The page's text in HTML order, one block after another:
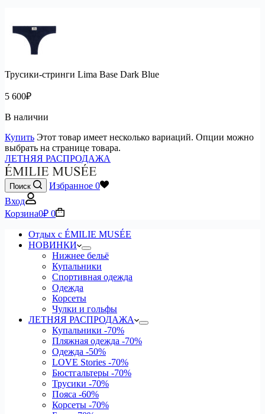
Трусики-стринги Lima Base Dark Blue
5 600₽
В наличии
Купить Этот товар имеет несколько вариаций. Опции можно
выбрать на странице товара.
ЛЕТНЯЯ РАСПРОДАЖА
Поиск Избранное 0
Вход
Корзина0₽ 0
Отдых с ÉMILIE MUSÉE
НОВИНКИ
Нижнее бельё
Купальники
Спортивная одежда
Одежда
Корсеты
Чулки и гольфы
ЛЕТНЯЯ РАСПРОДАЖА
Купальники -70%
Пляжная одежда -70%
Одежда -50%
LOVE Stories -70%
Бюстгальтеры -70%
Трусики -70%
Пояса -60%
Корсеты -70%